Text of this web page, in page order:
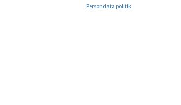
Persondata politik